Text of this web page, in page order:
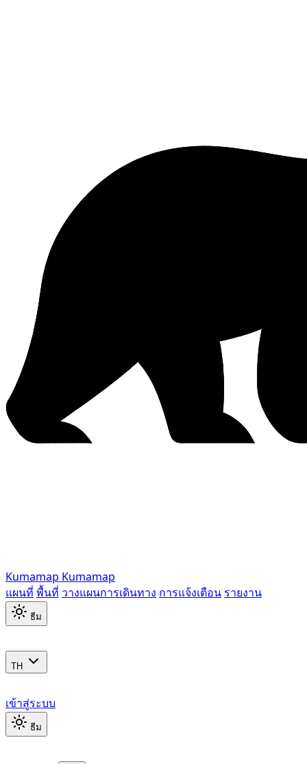
Kumamap Kumamap
แผนที่ พื้นที่ วางแผนการเดินทาง การแจ้งเตือน รายงาน
ธีม
TH
เข้าสู่ระบบ
ธีม